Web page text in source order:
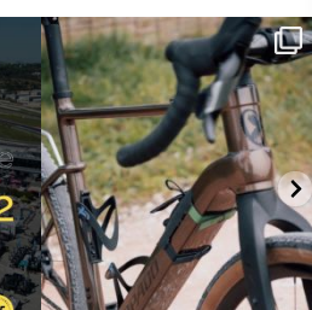
Kepler R è la gravel pensata per affrontare
lunghe...
27 0